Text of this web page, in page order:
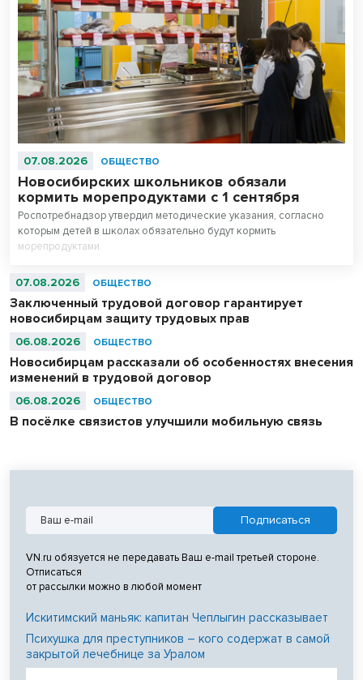
07.08.2026 ОБЩЕСТВО
Новосибирских школьников обязали
кормить морепродуктами с 1 сентября
Роспотребнадзор утвердил методические указания, согласно
которым детей в школах обязательно будут кормить
морепродуктами.
07.08.2026 ОБЩЕСТВО
Заключенный трудовой договор гарантирует
новосибирцам защиту трудовых прав
06.08.2026 ОБЩЕСТВО
Новосибирцам рассказали об особенностях внесения
изменений в трудовой договор
06.08.2026 ОБЩЕСТВО
В посёлке связистов улучшили мобильную связь
VN.ru обязуется не передавать Ваш e-mail третьей стороне.
Отписаться
от рассылки можно в любой момент
Искитимский маньяк: капитан Чеплыгин рассказывает
Психушка для преступников – кого содержат в самой
закрытой лечебнице за Уралом